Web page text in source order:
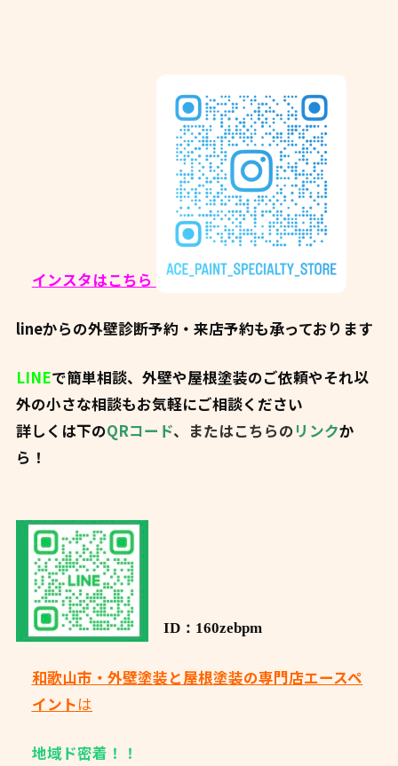
インスタはこちら
lineからの外壁診断予約・来店予約も承っております
LINEで簡単相談、外壁や屋根塗装のご依頼やそれ以
外の小さな相談もお気軽にご相談ください
詳しくは下のQRコード、またはこちらのリンクか
ら！
ID：160zebpm
和歌山市・外壁塗装と屋根塗装の専門店エースペ
イントは
地域ド密着！！